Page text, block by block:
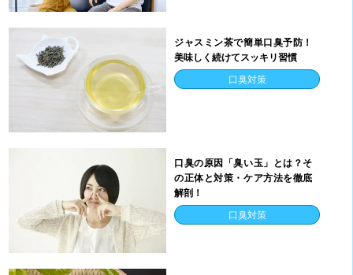
ジャスミン茶で簡単口臭予防！
美味しく続けてスッキリ習慣
口臭対策
口臭の原因「臭い玉」とは？そ
の正体と対策・ケア方法を徹底
解剖！
口臭対策